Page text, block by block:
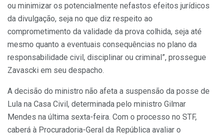
ou minimizar os potencialmente nefastos efeitos jurídicos
da divulgação, seja no que diz respeito ao
comprometimento da validade da prova colhida, seja até
mesmo quanto a eventuais consequências no plano da
responsabilidade civil, disciplinar ou criminal”, prossegue
Zavascki em seu despacho.
A decisão do ministro não afeta a suspensão da posse de
Lula na Casa Civil, determinada pelo ministro Gilmar
Mendes na última sexta-feira. Com o processo no STF,
caberá à Procuradoria-Geral da República avaliar o